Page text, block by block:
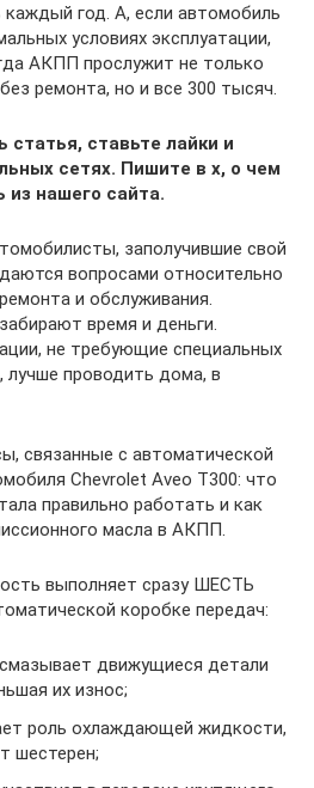
год. А, если автомобиль
условиях эксплуатации,
АКПП прослужит не только
ремонта, но и все 300 тысяч.
статья, ставьте лайки и
сетях. Пишите в х, о чем
из нашего сайта.
заполучившие свой
вопросами относительно
и обслуживания.
время и деньги.
не требующие специальных
лучше проводить дома, в
связанные с автоматической
Chevrolet Aveo T300: что
правильно работать и как
масла в АКПП.
выполняет сразу ШЕСТЬ
коробке передач:
движущиеся детали
их износ;
роль охлаждающей жидкости,
шестерен;